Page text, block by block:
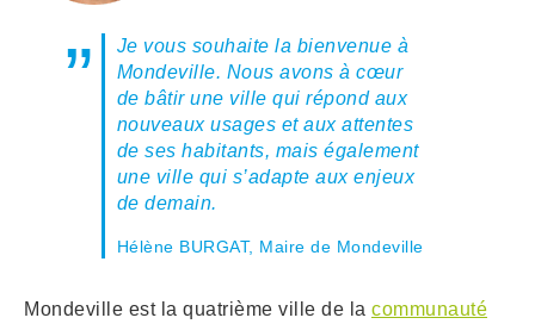
Je vous souhaite la bienvenue à
Mondeville. Nous avons à cœur
de bâtir une ville qui répond aux
nouveaux usages et aux attentes
de ses habitants, mais également
une ville qui s’adapte aux enjeux
de demain.
Hélène BURGAT, Maire de Mondeville
Mondeville est la quatrième ville de la communauté
ARRÊTÉS MUNICIPAUX
DÉLIBÉRATIONS